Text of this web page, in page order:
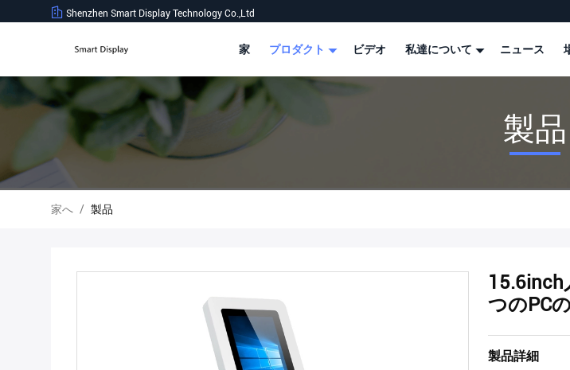
Shenzhen Smart Display Technology Co.,Ltd
家 プロダクト ビデオ 私達について ニュース
製品
家へ / 製品
15.6inch
つのPC
製品詳細